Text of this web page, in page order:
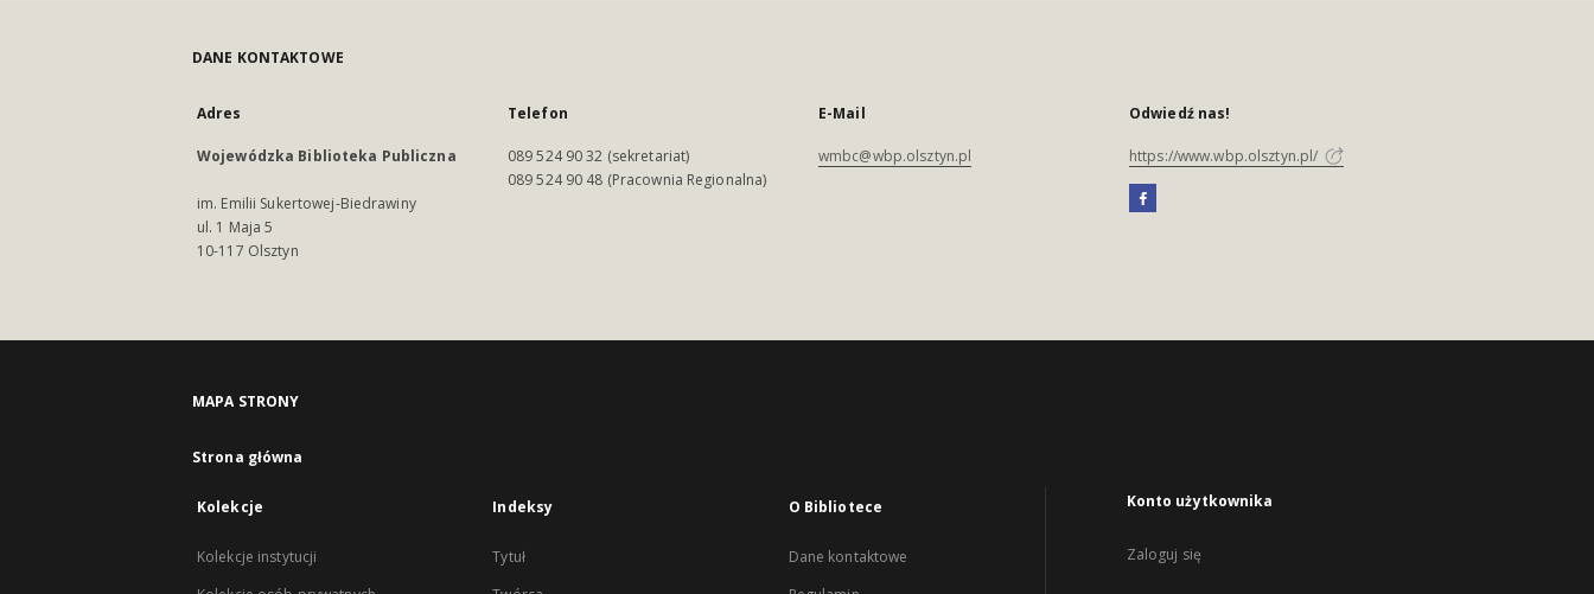
DANE KONTAKTOWE
Adres
Wojewódzka Biblioteka Publiczna
im. Emilii Sukertowej-Biedrawiny
ul. 1 Maja 5
10-117 Olsztyn
Telefon
089 524 90 32 (sekretariat)
089 524 90 48 (Pracownia Regionalna)
E-Mail
wmbc@wbp.olsztyn.pl
Odwiedź nas!
https://www.wbp.olsztyn.pl/
MAPA STRONY
Strona główna
Kolekcje
Kolekcje instytucji
Indeksy
Tytuł
O Bibliotece
Dane kontaktowe
Konto użytkownika
Zaloguj się